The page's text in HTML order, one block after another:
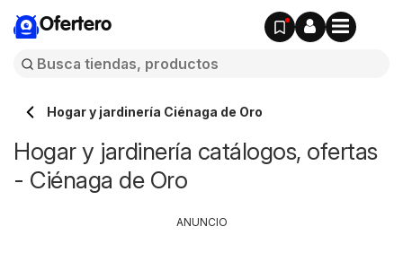
Ofertero
Hogar y jardinería Ciénaga de Oro
Hogar y jardinería catálogos, ofertas
- Ciénaga de Oro
ANUNCIO